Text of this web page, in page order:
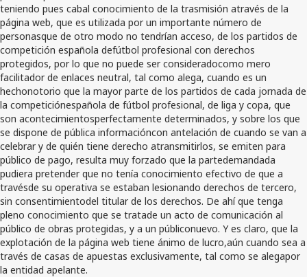
teniendo pues cabal conocimiento de la trasmisión através de la
página web, que es utilizada por un importante número de
personasque de otro modo no tendrían acceso, de los partidos de
competición española defútbol profesional con derechos
protegidos, por lo que no puede ser consideradocomo mero
facilitador de enlaces neutral, tal como alega, cuando es un
hechonotorio que la mayor parte de los partidos de cada jornada de
la competiciónespañola de fútbol profesional, de liga y copa, que
son acontecimientosperfectamente determinados, y sobre los que
se dispone de pública informacióncon antelación de cuando se van a
celebrar y de quién tiene derecho atransmitirlos, se emiten para
público de pago, resulta muy forzado que la partedemandada
pudiera pretender que no tenía conocimiento efectivo de que a
travésde su operativa se estaban lesionando derechos de tercero,
sin consentimientodel titular de los derechos. De ahí que tenga
pleno conocimiento que se tratade un acto de comunicación al
público de obras protegidas, y a un públiconuevo. Y es claro, que la
explotación de la página web tiene ánimo de lucro,aún cuando sea a
través de casas de apuestas exclusivamente, tal como se alegapor
la entidad apelante.